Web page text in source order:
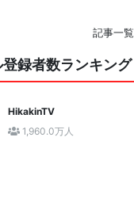
記事一覧
録者数ランキング
HikakinTV
1,960.0万人